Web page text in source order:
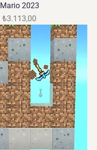
Mario 2023
Fiyat
₺3.113,00